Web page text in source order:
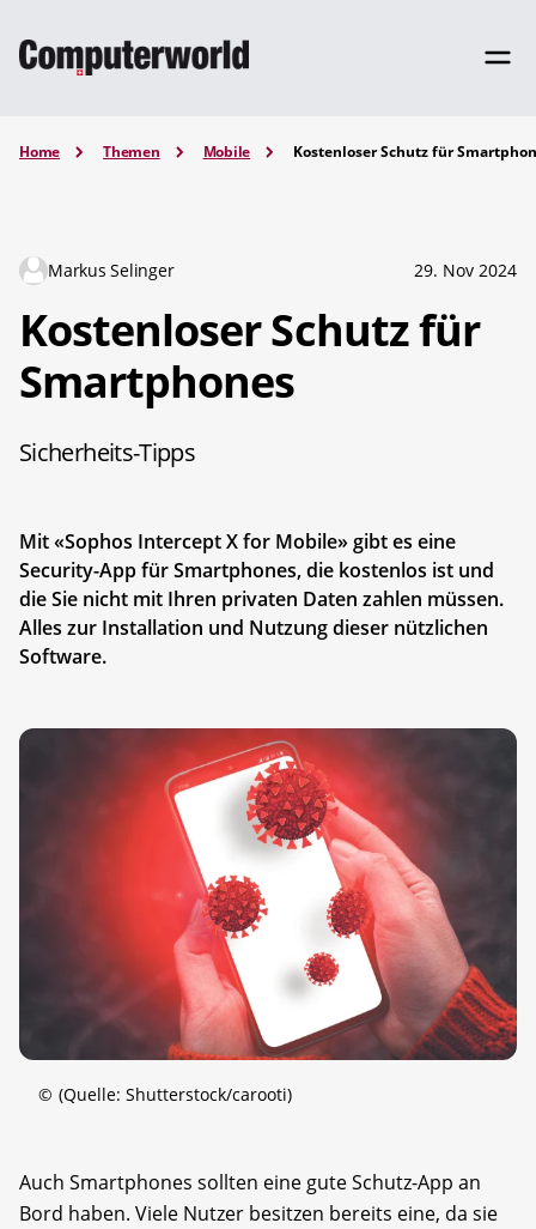
Home Themen Mobile Kostenloser Schutz für
Markus Selinger 29. Nov 2024
Kostenloser Schutz für
Smartphones
Sicherheits-Tipps
Mit «Sophos Intercept X for Mobile» gibt es eine
Security-App für Smartphones, die kostenlos ist und
die Sie nicht mit Ihren privaten Daten zahlen müssen.
Alles zur Installation und Nutzung dieser nützlichen
Software.
© (Quelle: Shutterstock/carooti)
Auch Smartphones sollten eine gute Schutz-App an
Bord haben. Viele Nutzer besitzen bereits eine, da sie